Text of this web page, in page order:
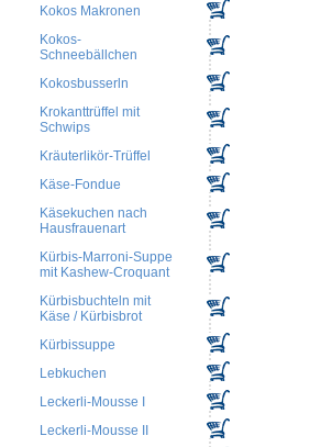
Kokos Makronen
Kokos-
Schneebällchen
Kokosbusserln
Krokanttrüffel mit
Schwips
Kräuterlikör-Trüffel
Käse-Fondue
Käsekuchen nach
Hausfrauenart
Kürbis-Marroni-Suppe
mit Kashew-Croquant
Kürbisbuchteln mit
Käse / Kürbisbrot
Kürbissuppe
Lebkuchen
Leckerli-Mousse I
Leckerli-Mousse II